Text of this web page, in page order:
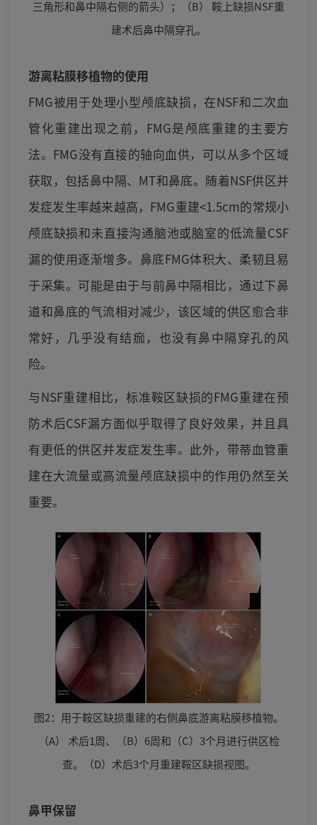
三角形和鼻中隔右侧的箭头）；（B） 鞍上缺损NSF重
建术后鼻中隔穿孔。
游离粘膜移植物的使用
FMG被用于处理小型颅底缺损，在NSF和二次血
管化重建出现之前，FMG是颅底重建的主要方
法。FMG没有直接的轴向血供，可以从多个区域
获取，包括鼻中隔、MT和鼻底。随着NSF供区并
发症发生率越来越高，FMG重建<1.5cm的常规小
颅底缺损和未直接沟通脑池或脑室的低流量CSF
漏的使用逐渐增多。鼻底FMG体积大、柔韧且易
于采集。可能是由于与前鼻中隔相比，通过下鼻
道和鼻底的气流相对减少，该区域的供区愈合非
常好，几乎没有结痂，也没有鼻中隔穿孔的风
险。
与NSF重建相比，标准鞍区缺损的FMG重建在预
防术后CSF漏方面似乎取得了良好效果，并且具
有更低的供区并发症发生率。此外，带蒂血管重
建在大流量或高流量颅底缺损中的作用仍然至关
重要。
图2：用于鞍区缺损重建的右侧鼻底游离粘膜移植物。
（A） 术后1周、（B）6周和（C）3个月进行供区检
查。（D）术后3个月重建鞍区缺损视图。
鼻甲保留